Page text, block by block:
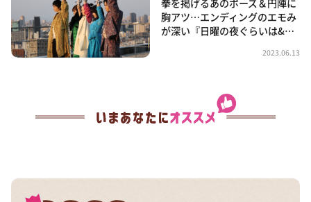
胸アツ…エンディングのエモみ
が深い『日曜の夜ぐらいは&…
2023.06.13